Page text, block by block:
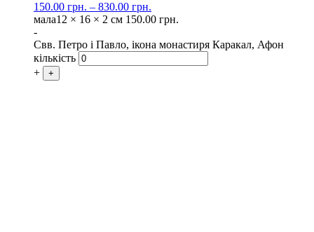
150.00 грн. – 830.00 грн.
мала12 × 16 × 2 см 150.00 грн.
-
Свв. Петро і Павло, ікона монастиря Каракал, Афон
кількість
+
+